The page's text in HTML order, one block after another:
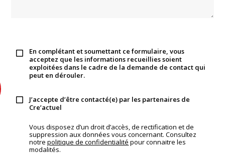
En complétant et soumettant ce formulaire, vous
acceptez que les informations recueillies soient
exploitées dans le cadre de la demande de contact qui
peut en dérouler.
J’accepte d’être contacté(e) par les partenaires de
Cre’actuel
Vous disposez d’un droit d’accès, de rectification et de
suppression aux données vous concernant. Consultez
notrepolitique de confidentialité pour connaitre les
modalités.